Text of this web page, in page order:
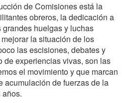
de Comisiones está la
obreros, la dedicación a
huelgas y luchas
la situación de los
las escisiones, debates y
de experiencias vivas, son las
el movimiento y que marcan
acumulación de fuerzas de la